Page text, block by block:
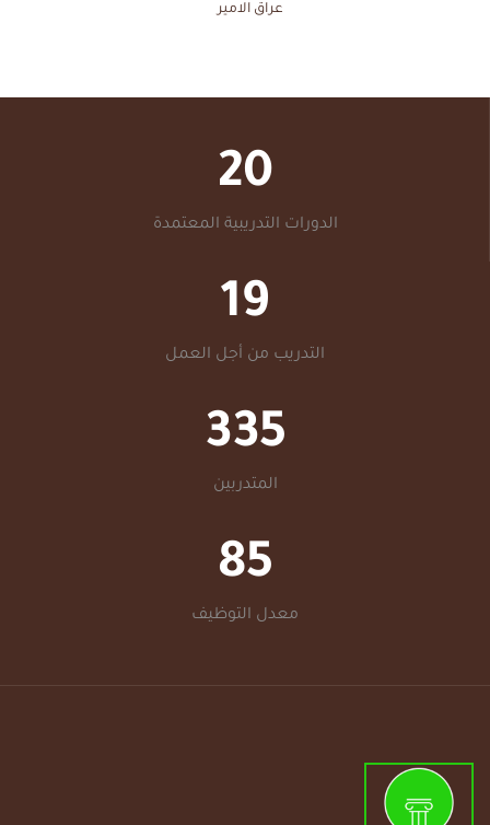
عراق الامير
20
الدورات التدريبية المعتمدة
19
التدريب من أجل العمل
335
المتدربين
85
معدل التوظيف